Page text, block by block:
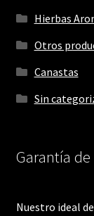
Hierbas
Otros
Canastas
Sin
Garantía
Nuestro ideal